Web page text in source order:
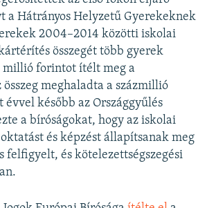
a Hátrányos Helyzetű Gyerekeknek
2004–2014 közötti iskolai
összegét több gyerek
millió forintot ítélt meg a
meghaladta a százmillió
később az Országgyűlés
a bíróságokat, hogy az iskolai
és képzést állapítsanak meg
felfigyelt, és kötelezettségszegési